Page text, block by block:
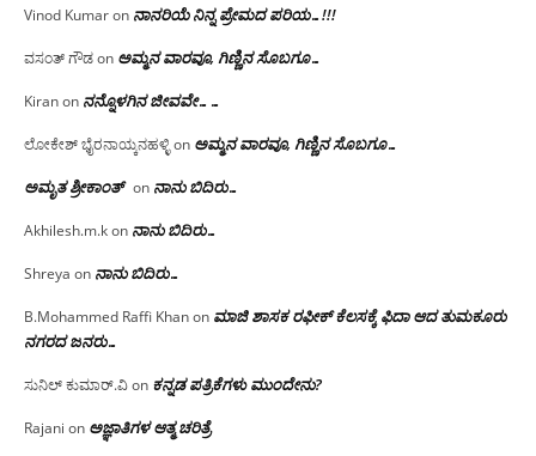
Vinod Kumaron ನಾನರಿಯೆ ನಿನ್ನ ಪ್ರೇಮದ ಪರಿಯ…!!!
ವಸಂತ್ ಗೌಡon ಅಮ್ಮನ ವಾರವೂ, ಗಿಣ್ಣಿನ ಸೊಬಗೂ…
Kiranon ನನ್ನೊಳಗಿನ ಜೀವವೇ……
ಲೋಕೇಶ್ ಭೈರನಾಯ್ಕನಹಳ್ಳಿon ಅಮ್ಮನ ವಾರವೂ, ಗಿಣ್ಣಿನ ಸೊಬಗೂ…
ಅಮೃತ ಶ್ರೀಕಾಂತ್ on ನಾನು ಬಿದಿರು…
Akhilesh.m.kon ನಾನು ಬಿದಿರು…
Shreya on ನಾನು ಬಿದಿರು…
B.Mohammed Raffi Khanon ಮಾಜಿ ಶಾಸಕ ರಫೀಕ್ ಕೆಲಸಕ್ಕೆ ಫಿದಾ ಆದ ತುಮಕೂರು
ನಗರದ ಜನರು…
ಸುನಿಲ್ ಕುಮಾರ್.ವಿon ಕನ್ನಡ ಪತ್ರಿಕೆಗಳು ಮುಂದೇನು?
Rajani on ಅಜ್ಞಾತಿಗಳ ಆತ್ಮ ಚರಿತ್ರೆ